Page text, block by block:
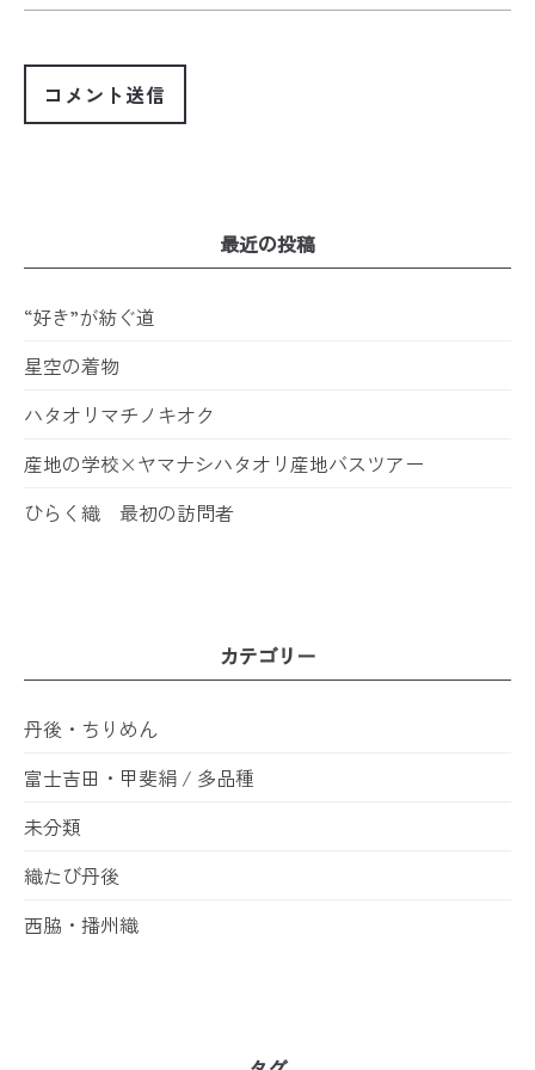
最近の投稿
“好き”が紡ぐ道
星空の着物
ハタオリマチノキオク
産地の学校×ヤマナシハタオリ産地バスツアー
ひらく織 最初の訪問者
カテゴリー
丹後・ちりめん
富士吉田・甲斐絹 / 多品種
未分類
織たび丹後
西脇・播州織